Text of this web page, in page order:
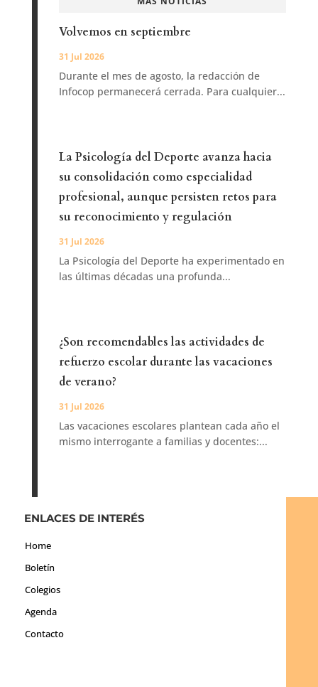
Volvemos en septiembre
31 Jul 2026
Durante el mes de agosto, la redacción de
Infocop permanecerá cerrada. Para cualquier...
La Psicología del Deporte avanza hacia
su consolidación como especialidad
profesional, aunque persisten retos para
su reconocimiento y regulación
31 Jul 2026
La Psicología del Deporte ha experimentado en
las últimas décadas una profunda...
¿Son recomendables las actividades de
refuerzo escolar durante las vacaciones
de verano?
31 Jul 2026
Las vacaciones escolares plantean cada año el
mismo interrogante a familias y docentes:...
ENLACES DE INTERÉS
Home
Boletín
Colegios
Agenda
Contacto